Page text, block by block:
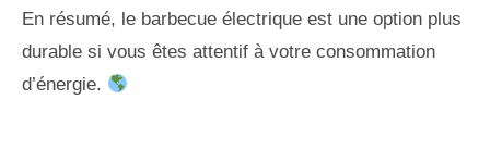
En résumé, le barbecue électrique est une option plus
durable si vous êtes attentif à votre consommation
d’énergie.